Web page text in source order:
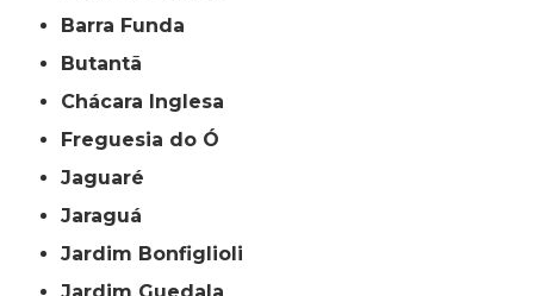
Barra Funda
Butantã
Chácara Inglesa
Freguesia do Ó
Jaguaré
Jaraguá
Jardim Bonfiglioli